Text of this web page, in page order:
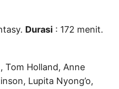
Durasi : 172 menit.
Tom Holland, Anne
Lupita Nyong’o,